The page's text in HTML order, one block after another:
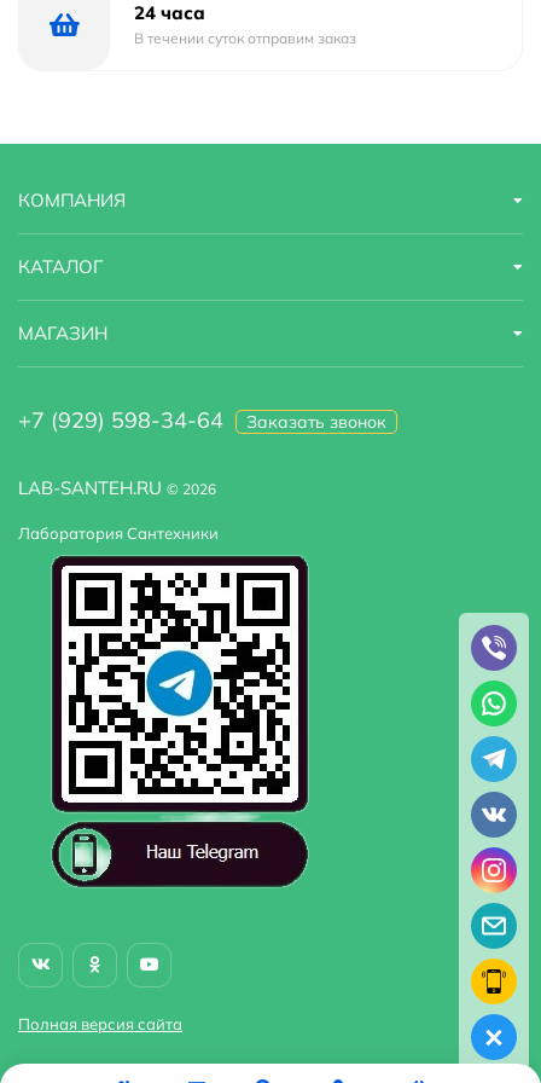
Габариты 20x20x5.6
24 часа
В течении суток отправим заказ
LAB-SANTEH.RU © 2026
Лаборатория Сантехники
Полная версия сайта
КОМПАНИЯ
КАТАЛОГ
МАГАЗИН
+7 (929) 598-34-64 Заказать звонок